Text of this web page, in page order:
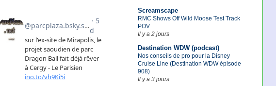
Screamscape
RMC Shows Off Wild Moose Test Track
POV
Il y a 2 jours
Destination WDW (podcast)
Nos conseils de pro pour la Disney
Cruise Line (Destination WDW épisode
908)
Il y a 3 jours